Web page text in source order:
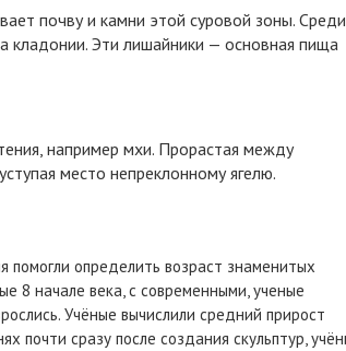
почву и камни этой суровой зоны. Среди
кладонии. Эти лишайники — основная пища
например мхи. Прорастая между
место непреклонному ягелю.
определить возраст знаменитых
8 начале века, с современными, ученые
Учёные вычислили средний прирост
почти сразу после создания скульптур,